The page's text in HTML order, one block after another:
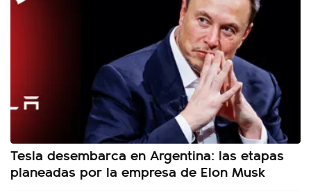
Tesla desembarca en Argentina: las etapas
planeadas por la empresa de Elon Musk